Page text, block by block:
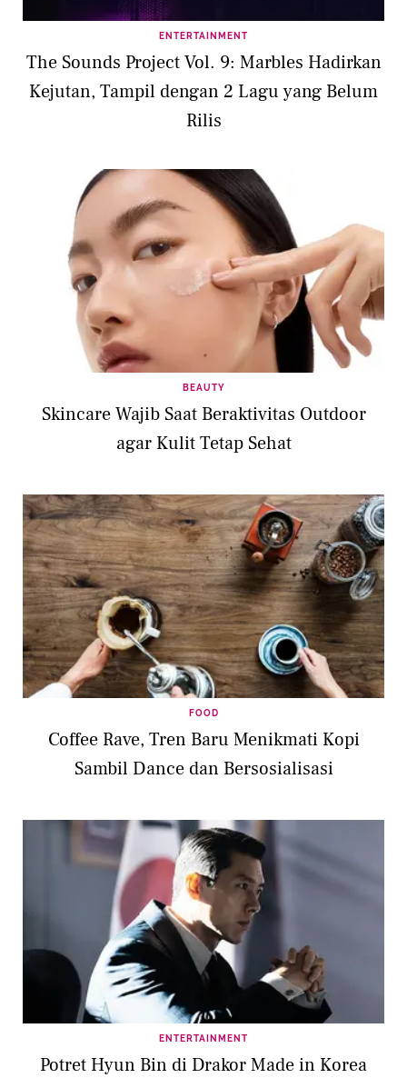
ENTERTAINMENT
The Sounds Project Vol. 9: Marbles Hadirkan
Kejutan, Tampil dengan 2 Lagu yang Belum
Rilis
BEAUTY
Skincare Wajib Saat Beraktivitas Outdoor
agar Kulit Tetap Sehat
FOOD
Coffee Rave, Tren Baru Menikmati Kopi
Sambil Dance dan Bersosialisasi
ENTERTAINMENT
Potret Hyun Bin di Drakor Made in Korea